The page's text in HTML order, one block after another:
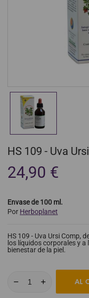
HS 109 - Uva
24,90 €
Envase de 100 ml.
Por Herboplanet
HS 109 - Uva Ursi Comp,
los líquidos corporales y
bienestar de la piel.
AL